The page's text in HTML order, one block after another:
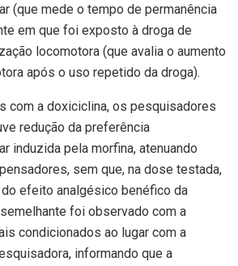
(que mede o tempo de permanência
em que foi exposto à droga de
locomotora (que avalia o aumento
após o uso repetido da droga).
com a doxiciclina, os pesquisadores
redução da preferência
induzida pela morfina, atenuando
sem que, na dose testada,
efeito analgésico benéfico da
foi observado com a
condicionados ao lugar com a
informando que a